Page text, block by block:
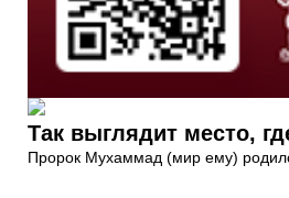
Так выглядит место,
Пророк Мухаммад (мир ему)